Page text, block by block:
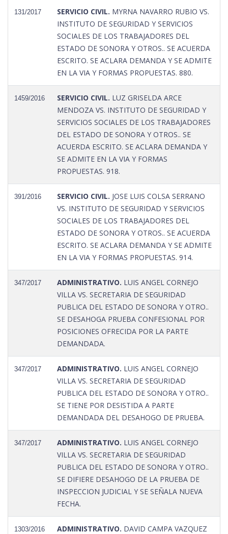
131/2017 SERVICIO CIVIL. MYRNA NAVARRO RUBIO VS.
INSTITUTO DE SEGURIDAD Y SERVICIOS
SOCIALES DE LOS TRABAJADORES DEL
ESTADO DE SONORA Y OTROS.. SE ACUERDA
ESCRITO. SE ACLARA DEMANDA Y SE ADMITE
EN LA VIA Y FORMAS PROPUESTAS. 880.
1459/2016 SERVICIO CIVIL. LUZ GRISELDA ARCE
MENDOZA VS. INSTITUTO DE SEGURIDAD Y
SERVICIOS SOCIALES DE LOS TRABAJADORES
DEL ESTADO DE SONORA Y OTROS.. SE
ACUERDA ESCRITO. SE ACLARA DEMANDA Y
SE ADMITE EN LA VIA Y FORMAS
PROPUESTAS. 918.
391/2016 SERVICIO CIVIL. JOSE LUIS COLSA SERRANO
VS. INSTITUTO DE SEGURIDAD Y SERVICIOS
SOCIALES DE LOS TRABAJADORES DEL
ESTADO DE SONORA Y OTROS.. SE ACUERDA
ESCRITO. SE ACLARA DEMANDA Y SE ADMITE
EN LA VIA Y FORMAS PROPUESTAS. 914.
347/2017 ADMINISTRATIVO. LUIS ANGEL CORNEJO
VILLA VS. SECRETARIA DE SEGURIDAD
PUBLICA DEL ESTADO DE SONORA Y OTRO..
SE DESAHOGA PRUEBA CONFESIONAL POR
POSICIONES OFRECIDA POR LA PARTE
DEMANDADA.
347/2017 ADMINISTRATIVO. LUIS ANGEL CORNEJO
VILLA VS. SECRETARIA DE SEGURIDAD
PUBLICA DEL ESTADO DE SONORA Y OTRO..
SE TIENE POR DESISTIDA A PARTE
DEMANDADA DEL DESAHOGO DE PRUEBA.
347/2017 ADMINISTRATIVO. LUIS ANGEL CORNEJO
VILLA VS. SECRETARIA DE SEGURIDAD
PUBLICA DEL ESTADO DE SONORA Y OTRO..
SE DIFIERE DESAHOGO DE LA PRUEBA DE
INSPECCION JUDICIAL Y SE SEÑALA NUEVA
FECHA.
1303/2016 ADMINISTRATIVO. DAVID CAMPA VAZQUEZ